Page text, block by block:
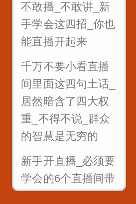
话说的最多
面试的时候_懂得面
试官的心_这样回答
提高通过率
职场处处都是坑_要
学会听弦外之音_品
言外之意
公司年会如何发言_
为你们准备好了
不敢播_不敢讲_新
手学会这四招_你也
能直播开起来
千万不要小看直播
间里面这四句土话_
居然暗含了四大权
重_不得不说_群众
的智慧是无穷的
新手开直播_必须要
学会的6个直播间带